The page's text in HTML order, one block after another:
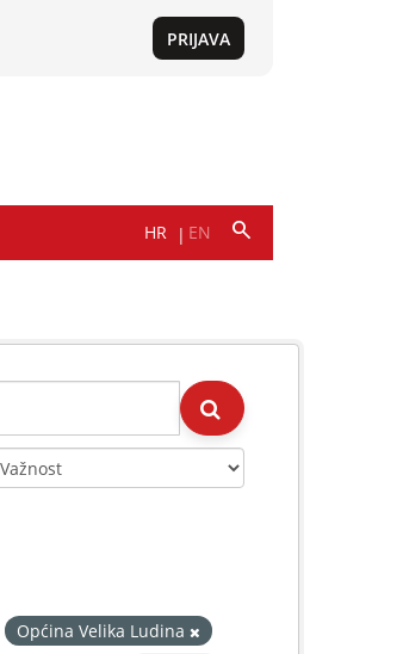
Općina Velika Ludina